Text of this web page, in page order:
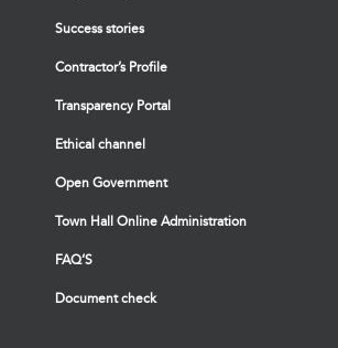
Success stories
Contractor’s Profile
Transparency Portal
Ethical channel
Open Government
Town Hall Online Administration
FAQ’S
Document check